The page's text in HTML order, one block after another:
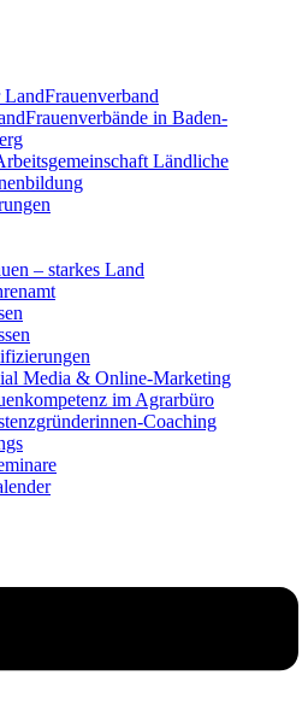
LandFrauenverband
in Baden-
Ländliche
– starkes Land
Media & Online-Marketing
im Agrarbüro
Coaching